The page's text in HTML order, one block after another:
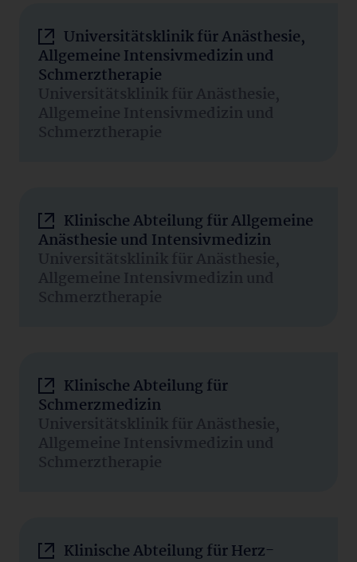
Universitätsklinik für Anästhesie,
Allgemeine Intensivmedizin und
Schmerztherapie
Universitätsklinik für Anästhesie,
Allgemeine Intensivmedizin und
Schmerztherapie
Klinische Abteilung für Allgemeine
Anästhesie und Intensivmedizin
Universitätsklinik für Anästhesie,
Allgemeine Intensivmedizin und
Schmerztherapie
Klinische Abteilung für
Schmerzmedizin
Universitätsklinik für Anästhesie,
Allgemeine Intensivmedizin und
Schmerztherapie
Klinische Abteilung für Herz-